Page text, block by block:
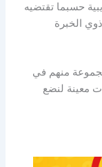
حسبما تقتضيه
ذوي الخبرة
مجموعة منهم في
معينة لنضع